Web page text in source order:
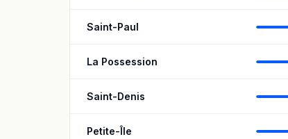
Saint-Paul
La Possession
Saint-Denis
Petite-Île